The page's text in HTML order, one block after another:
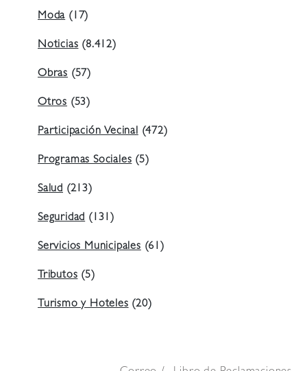
Moda (17)
Noticias (8.412)
Obras (57)
Otros (53)
Participación Vecinal (472)
Programas Sociales (5)
Salud (213)
Seguridad (131)
Servicios Municipales (61)
Tributos (5)
Turismo y Hoteles (20)